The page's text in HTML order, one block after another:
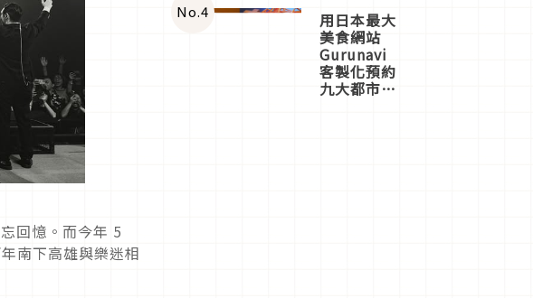
回憶。而今年 5
南下高雄與樂迷相
No.4 用日本最大
美食網站
Gurunavi
客製化預約
九大都市餐